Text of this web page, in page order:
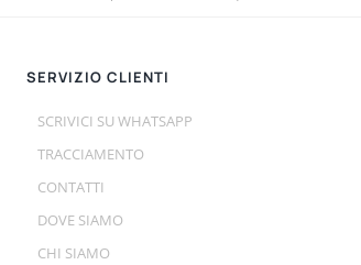
SERVIZIO CLIENTI
SCRIVICI SU WHATSAPP
TRACCIAMENTO
CONTATTI
DOVE SIAMO
CHI SIAMO